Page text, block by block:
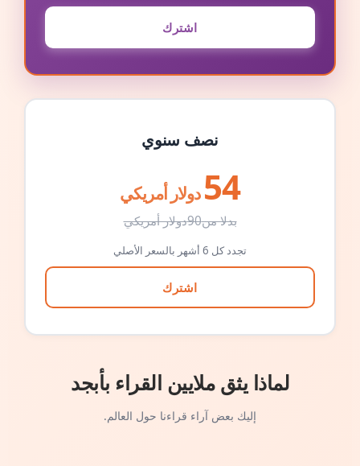
اشترك
نصف سنوي
54 دولار أمريكي
بدلا من90دولار أمريكي
تجدد كل 6 أشهر بالسعر الأصلي
اشترك
لماذا يثق ملايين القراء بأبجد
إليك بعض آراء قراءنا حول العالم.